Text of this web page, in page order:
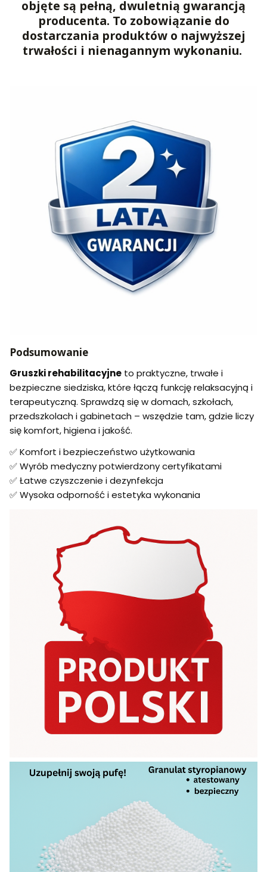
objęte są pełną, dwuletnią gwarancją
producenta. To zobowiązanie do
dostarczania produktów o najwyższej
trwałości i nienagannym wykonaniu.
Podsumowanie
Gruszki rehabilitacyjne to praktyczne, trwałe i
bezpieczne siedziska, które łączą funkcję relaksacyjną i
terapeutyczną. Sprawdzą się w domach, szkołach,
przedszkolach i gabinetach – wszędzie tam, gdzie liczy
się komfort, higiena i jakość.
✅ Komfort i bezpieczeństwo użytkowania
✅ Wyrób medyczny potwierdzony certyfikatami
✅ Łatwe czyszczenie i dezynfekcja
✅ Wysoka odporność i estetyka wykonania